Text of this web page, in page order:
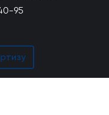
95